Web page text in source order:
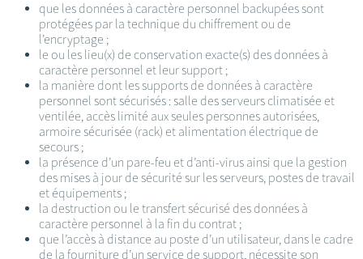
que les données à caractère personnel backupées sont
protégées par la technique du chiffrement ou de
l’encryptage ;
le ou les lieu(x) de conservation exacte(s) des données à
caractère personnel et leur support ;
la manière dont les supports de données à caractère
personnel sont sécurisés : salle des serveurs climatisée et
ventilée, accès limité aux seules personnes autorisées,
armoire sécurisée (rack) et alimentation électrique de
secours ;
la présence d’un pare-feu et d’anti-virus ainsi que la gestion
des mises à jour de sécurité sur les serveurs, postes de travail
et équipements ;
la destruction ou le transfert sécurisé des données à
caractère personnel à la fin du contrat ;
que l’accès à distance au poste d’un utilisateur, dans le cadre
de la fourniture d’un service de support, nécessite son